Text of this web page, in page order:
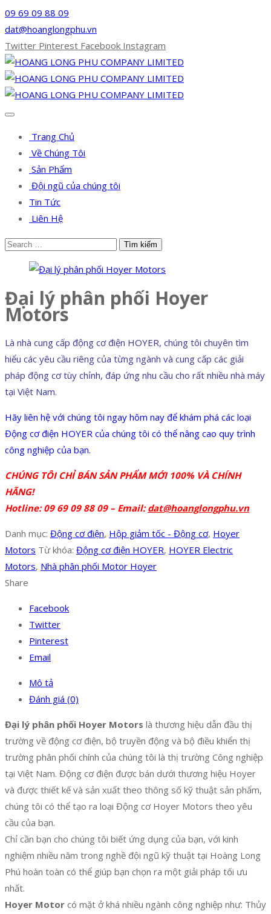
09 69 09 88 09
dat@hoanglongphu.vn
Twitter Pinterest Facebook Instagram
Trang Chủ
Về Chúng Tôi
Sản Phẩm
Đội ngũ của chúng tôi
Tin Tức
Liên Hệ
Đại lý phân phối Hoyer
Motors
Là nhà cung cấp động cơ điện HOYER, chúng tôi chuyên tìm
hiểu các yêu cầu riêng của từng ngành và cung cấp các giải
pháp động cơ tùy chỉnh, đáp ứng nhu cầu cho rất nhiều nhà máy
tại Việt Nam.
Hãy liên hệ với chúng tôi ngay hôm nay để khám phá các loại
Động cơ điện HOYER của chúng tôi có thể nâng cao quy trình
công nghiệp của bạn.
CHÚNG TÔI CHỈ BÁN SẢN PHẨM MỚI 100% VÀ CHÍNH
HÃNG!
Hotline: 09 69 09 88 09 – Email:dat@hoanglongphu.vn
Danh mục: Động cơ điện, Hộp giảm tốc - Động cơ, Hoyer
Motors Từ khóa: Động cơ điện HOYER, HOYER Electric
Motors, Nhà phân phối Motor Hoyer
Share
Facebook
Twitter
Pinterest
Email
Mô tả
Đánh giá (0)
Đại lý phân phối Hoyer Motors là thương hiệu dẫn đầu thị
trường về động cơ điện, bộ truyền động và bộ điều khiển thị
trường phân phối chính của chúng tôi là thị trường Công nghiệp
tại Việt Nam. Động cơ điện được bán dưới thương hiệu Hoyer
và được thiết kế và sản xuất theo thông số kỹ thuật sản phẩm,
chúng tôi có thể tạo ra loại Động cơ Hoyer Motors theo yêu
cầu của bạn.
Chỉ cần bạn cho chúng tôi biết ứng dụng của bạn, với kinh
nghiệm nhiều năm trong nghề đội ngũ kỹ thuật tại Hoàng Long
Phú hoàn toàn có thể giúp bạn chọn ra một giải pháp tối ưu
nhất.
Hoyer Motor có mặt ở khá nhiều ngành công nghiệp như: Thủy